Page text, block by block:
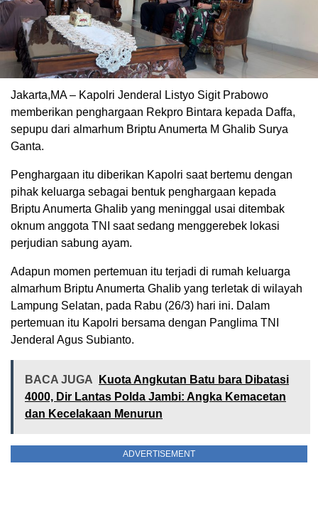
Jakarta,MA – Kapolri Jenderal Listyo Sigit Prabowo
memberikan penghargaan Rekpro Bintara kepada Daffa,
sepupu dari almarhum Briptu Anumerta M Ghalib Surya
Ganta.
Penghargaan itu diberikan Kapolri saat bertemu dengan
pihak keluarga sebagai bentuk penghargaan kepada
Briptu Anumerta Ghalib yang meninggal usai ditembak
oknum anggota TNI saat sedang menggerebek lokasi
perjudian sabung ayam.
Adapun momen pertemuan itu terjadi di rumah keluarga
almarhum Briptu Anumerta Ghalib yang terletak di wilayah
Lampung Selatan, pada Rabu (26/3) hari ini. Dalam
pertemuan itu Kapolri bersama dengan Panglima TNI
Jenderal Agus Subianto.
BACA JUGA
Kuota Angkutan Batu bara Dibatasi
4000, Dir Lantas Polda Jambi: Angka Kemacetan
dan Kecelakaan Menurun
ADVERTISEMENT